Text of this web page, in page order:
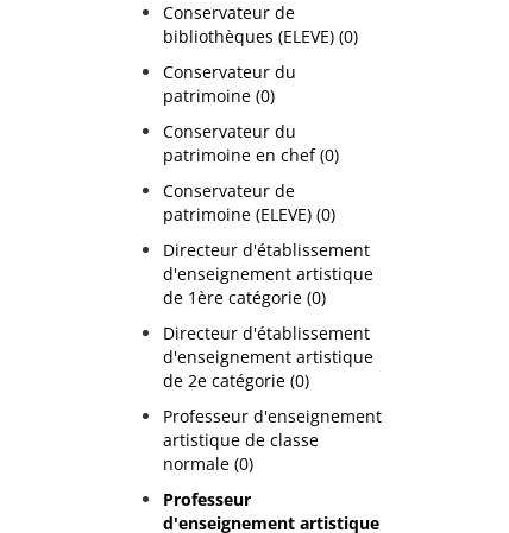
Conservateur de
bibliothèques (ELEVE) (0)
Conservateur du
patrimoine (0)
Conservateur du
patrimoine en chef (0)
Conservateur de
patrimoine (ELEVE) (0)
Directeur d'établissement
d'enseignement artistique
de 1ère catégorie (0)
Directeur d'établissement
d'enseignement artistique
de 2e catégorie (0)
Professeur d'enseignement
artistique de classe
normale (0)
Professeur
d'enseignement artistique